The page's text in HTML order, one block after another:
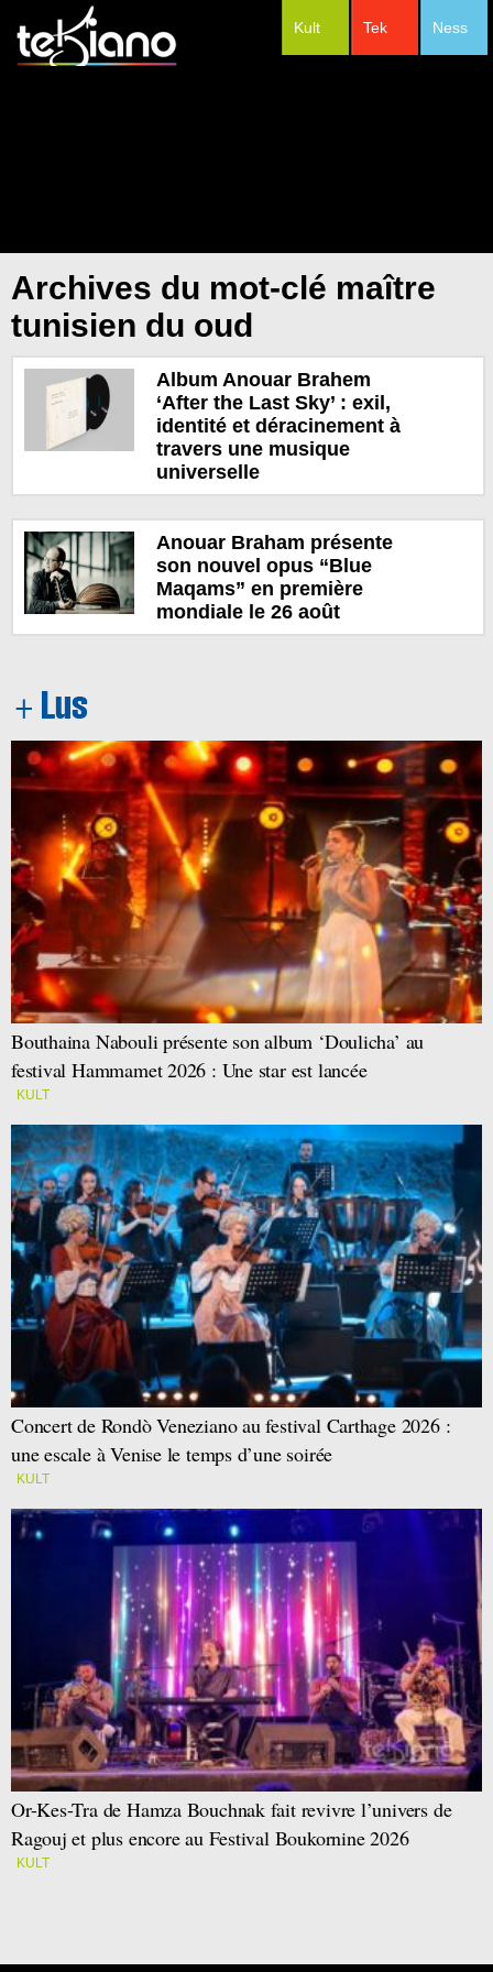
Ness
Tek
Kult
Archives du mot-clé maître
tunisien du oud
Album Anouar Brahem
‘After the Last Sky’ : exil,
identité et déracinement à
travers une musique
universelle
Anouar Braham présente
son nouvel opus “Blue
Maqams” en première
mondiale le 26 août
Bouthaina Nabouli présente son album ‘Doulicha’ au
festival Hammamet 2026 : Une star est lancée
KULT
Concert de Rondò Veneziano au festival Carthage 2026 :
une escale à Venise le temps d’une soirée
KULT
Or-Kes-Tra de Hamza Bouchnak fait revivre l’univers de
Ragouj et plus encore au Festival Boukornine 2026
KULT